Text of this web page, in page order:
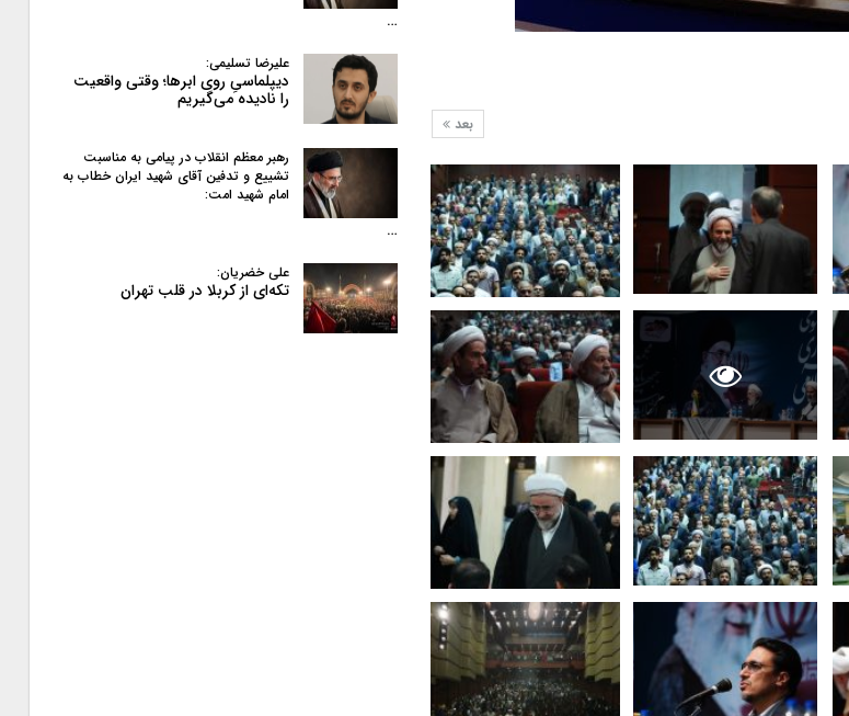
بعد
…
علیرضا تسلیمی:
دیپلماسیِ روی ابرها؛ وقتی واقعیت
را نادیده می‌گیریم
رهبر معظم انقلاب در پیامی به‌ مناسبت
تشییع و تدفین آقای شهید ایران خطاب به
امام شهید امت:
…
علی خضریان:
تکه‌ای از کربلا در قلب تهران